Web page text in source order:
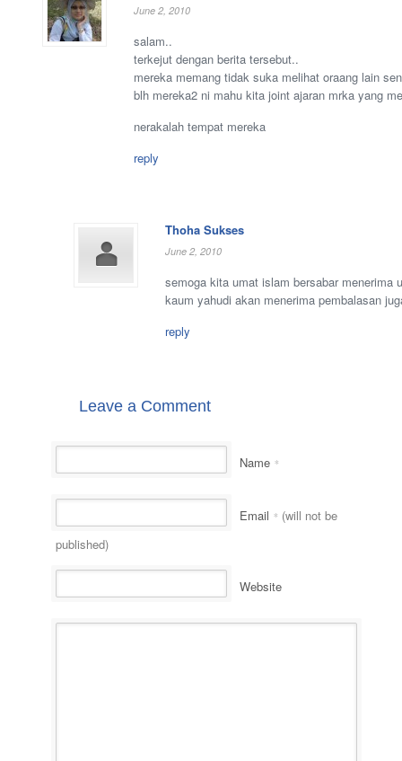
June 2, 2010
salam..
terkejut dengan berita tersebut..
mereka memang tidak suka melihat oraang lain
blh mereka2 ni mahu kita joint ajaran mrka yang
nerakalah tempat mereka
reply
Thoha Sukses
June 2, 2010
semoga kita umat islam bersabar menerima
kaum yahudi akan menerima pembalasan
reply
Leave a Comment
Name *
Email * (will not be
published)
Website